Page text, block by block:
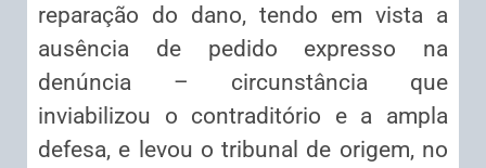
reparação do dano, tendo em vista a
ausência de pedido expresso na
denúncia – circunstância que
inviabilizou o contraditório e a ampla
defesa, e levou o tribunal de origem, no